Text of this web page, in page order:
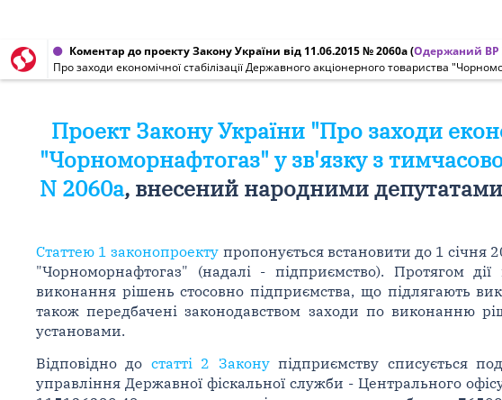
Коментар до проекту Закону України від 11.06.2015 № 2060а(Одержаний ВР
Про заходи економічної стабілізації Державного акціонерного товариства